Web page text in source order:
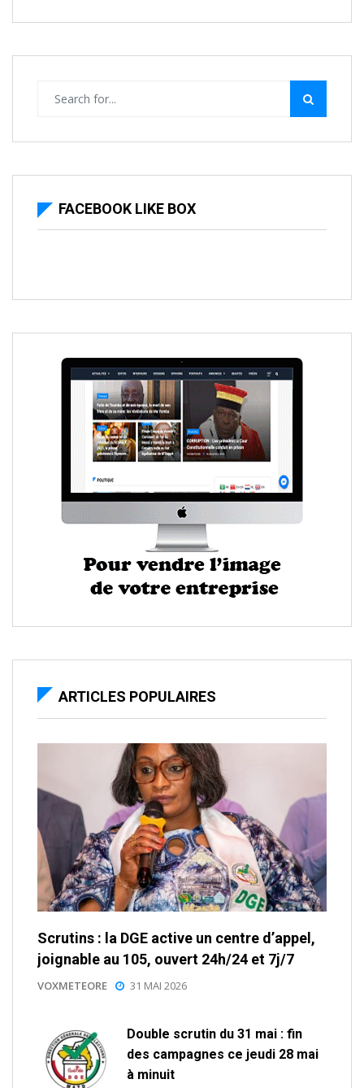
FACEBOOK LIKE BOX
ARTICLES POPULAIRES
Scrutins : la DGE active un centre d’appel,
joignable au 105, ouvert 24h/24 et 7j/7
VOXMETEORE 31 MAI 2026
Double scrutin du 31 mai : fin
des campagnes ce jeudi 28 mai
à minuit